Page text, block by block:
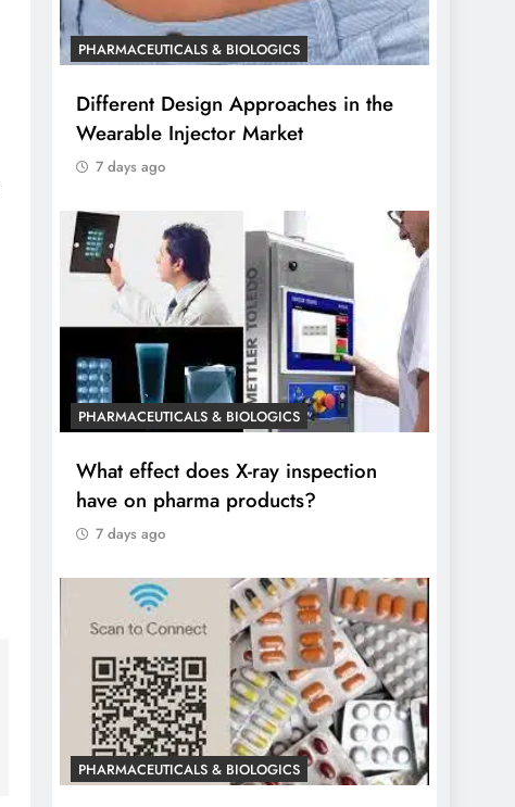
PHARMACEUTICALS & BIOLOGICS
Different Design Approaches in the
Wearable Injector Market
7 days ago
PHARMACEUTICALS & BIOLOGICS
What effect does X-ray inspection
have on pharma products?
7 days ago
PHARMACEUTICALS & BIOLOGICS